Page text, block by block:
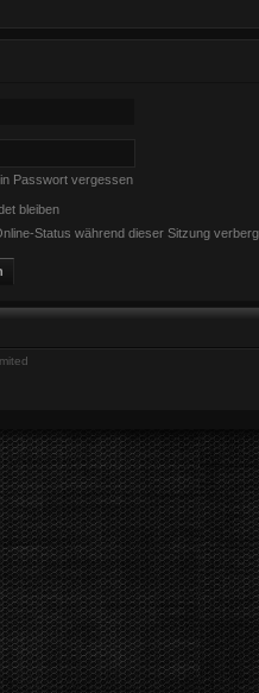
Passwort vergessen
bleiben
Status während dieser Sitzung